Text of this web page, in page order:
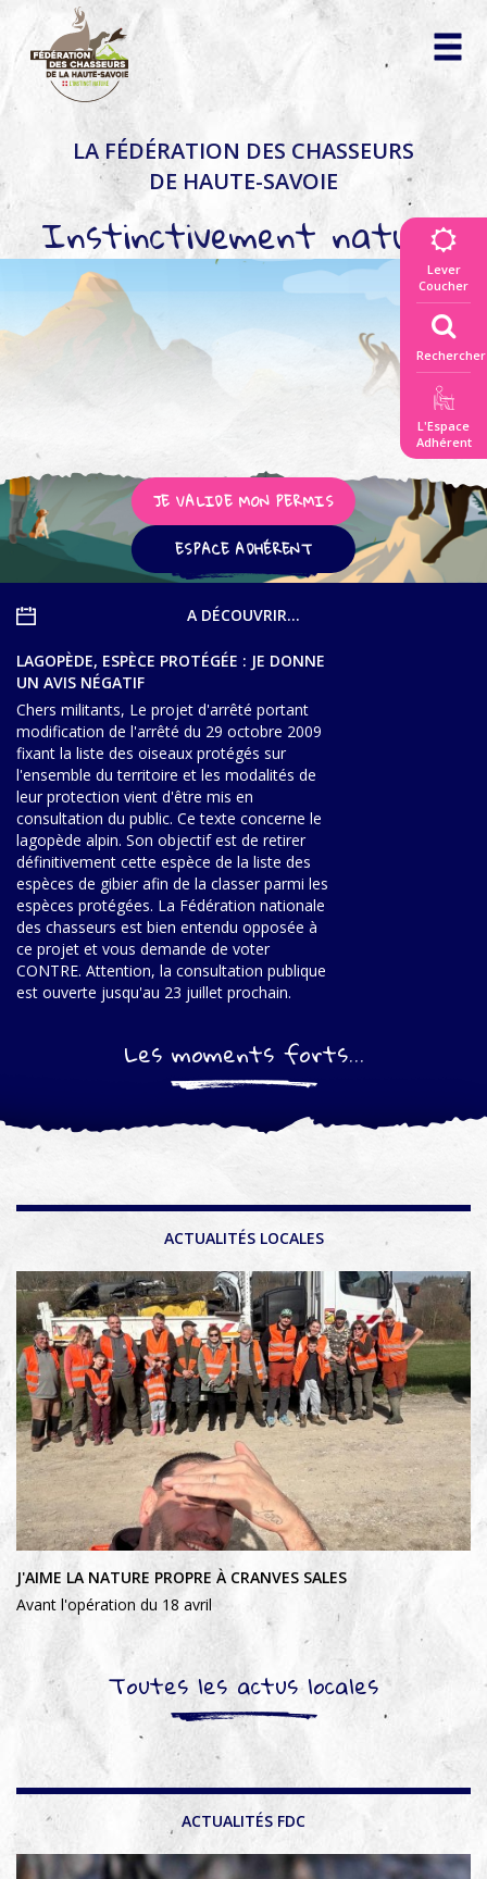
des chasseurs
Vivre la nature
ensemble
▼
Connaitre
la règlementation
▼
Répertoire
Découvrir la faune
et les territoires
▼
Agir
pour l’environnement
▼
Je veux devenir chasseur
Je valide mon permis
Lever
Coucher
Rechercher
L'Espace
Adhérent
LA FÉDÉRATION DES CHASSEURS
DE HAUTE-SAVOIE
Instinctivement nature
JE VALIDE MON PERMIS
ESPACE ADHÉRENT
A DÉCOUVRIR...
LAGOPÈDE, ESPÈCE PROTÉGÉE : JE DONNE
UN AVIS NÉGATIF
Chers militants, Le projet d'arrêté portant
modification de l'arrêté du 29 octobre 2009
fixant la liste des oiseaux protégés sur
l'ensemble du territoire et les modalités de
leur protection vient d'être mis en
consultation du public. Ce texte concerne le
lagopède alpin. Son objectif est de retirer
définitivement cette espèce de la liste des
espèces de gibier afin de la classer parmi les
espèces protégées. La Fédération nationale
des chasseurs est bien entendu opposée à
ce projet et vous demande de voter
CONTRE. Attention, la consultation publique
est ouverte jusqu'au 23 juillet prochain.
Les moments forts...
ACTUALITÉS LOCALES
J'AIME LA NATURE PROPRE À CRANVES SALES
Avant l'opération du 18 avril
Toutes les actus locales
ACTUALITÉS FDC